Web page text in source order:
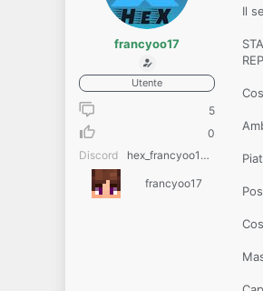
francyoo17
Utente
5
0
Discord
hex_francyoo17yt
francyoo17
Il